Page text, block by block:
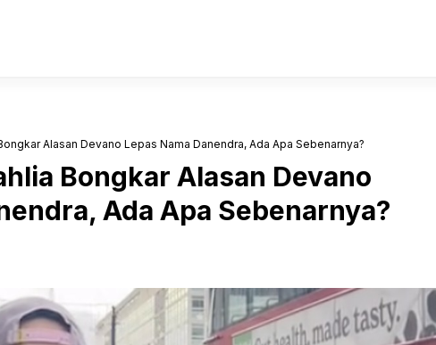
Alasan Devano Lepas Nama Danendra, Ada Apa Sebenarnya?
Bongkar Alasan Devano
Ada Apa Sebenarnya?